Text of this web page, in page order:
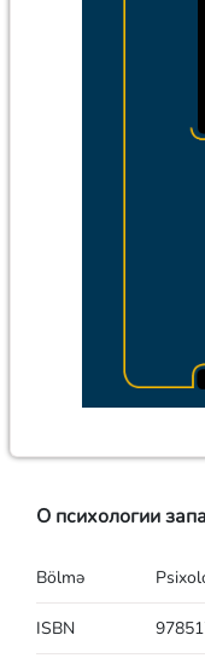
О психологии
Bölmə
ISBN